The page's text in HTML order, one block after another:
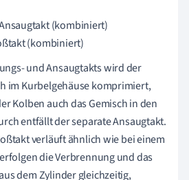
(kombiniert)
(kombiniert)
und Ansaugtakts wird der
im Kurbelgehäuse komprimiert,
Kolben auch das Gemisch in den
entfällt der separate Ansaugtakt.
verläuft ähnlich wie bei einem
die Verbrennung und das
dem Zylinder gleichzeitig,